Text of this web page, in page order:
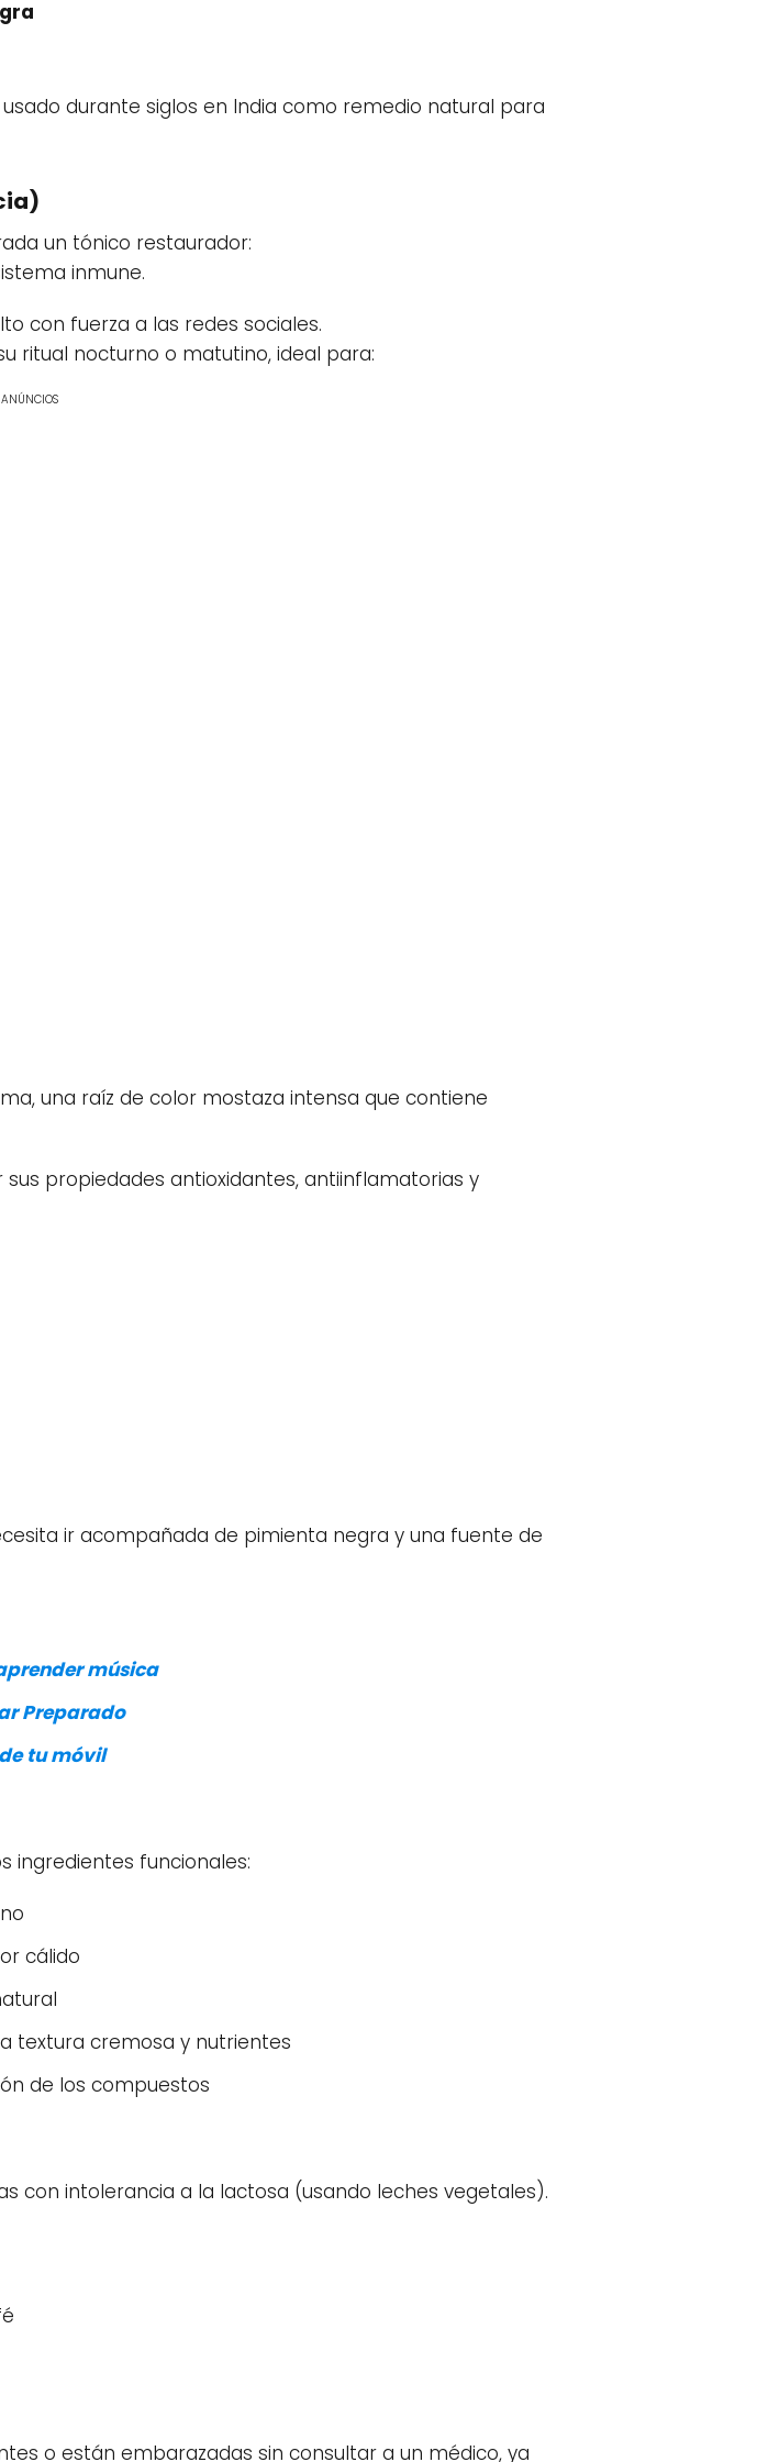
durante siglos en India como remedio natural para
un tónico restaurador:
inmune.
con fuerza a las redes sociales.
ritual nocturno o matutino, ideal para:
ANÚNCIOS
una raíz de color mostaza intensa que contiene
propiedades antioxidantes, antiinflamatorias y
ir acompañada de pimienta negra y una fuente de
música
Preparado
tu móvil
ingredientes funcionales:
cálido
textura cremosa y nutrientes
de los compuestos
con intolerancia a la lactosa (usando leches vegetales).
o están embarazadas sin consultar a un médico, ya